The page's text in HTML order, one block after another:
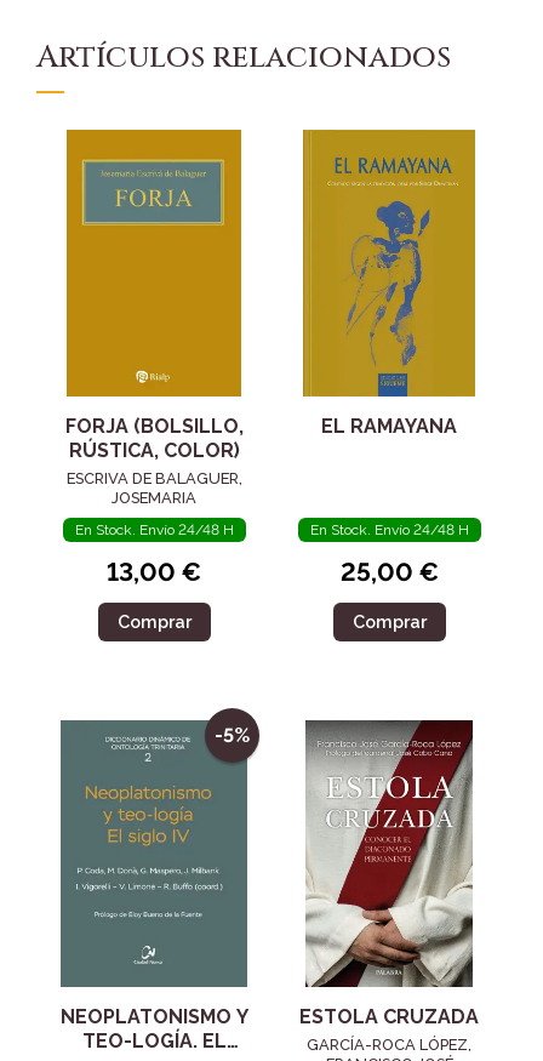
Artículos relacionados
FORJA (BOLSILLO,
RÚSTICA, COLOR)
ESCRIVA DE BALAGUER,
JOSEMARIA
En Stock. Envío 24/48 H
13,00 €
Comprar
EL RAMAYANA
En Stock. Envío 24/48 H
25,00 €
Comprar
-5%
NEOPLATONISMO Y
TEO-LOGÍA. EL
ESTOLA CRUZADA
GARCÍA-ROCA LÓPEZ,